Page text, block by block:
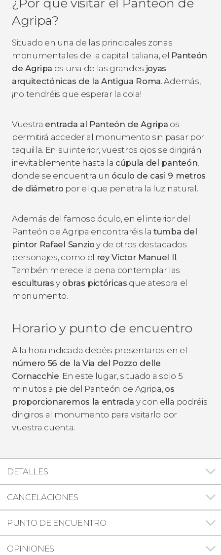
Agripa?
Situado en una de las principales zonas
monumentales de la capital italiana, el Panteón
de Agripa es una de las grandes joyas
arquitectónicas de la Antigua Roma. Además,
¡no tendréis que esperar la cola!
Vuestra entrada al Panteón de Agripa os
permitirá acceder al monumento sin pasar por
taquilla. En su interior, vuestros ojos se dirigirán
inevitablemente hasta la cúpula del panteón,
donde se encuentra un óculo de casi 9 metros
de diámetro por el que penetra la luz natural.
Además del famoso óculo, en el interior del
Panteón de Agripa encontraréis latumba del
pintor Rafael Sanzio y de otros destacados
personajes, como el rey Víctor Manuel II.
También merece la pena contemplar las
esculturas y obras pictóricas que atesora el
monumento.
Horario y punto de encuentro
A la hora indicada debéis presentaros en el
número 56 de la Via del Pozzo delle
Cornacchie. En este lugar, situado a solo 5
minutos a pie del Panteón de Agripa, os
proporcionaremos la entraday con ella podréis
dirigiros al monumento para visitarlo por
vuestra cuenta.
DETALLES
CANCELACIONES
PUNTO DE ENCUENTRO
OPINIONES